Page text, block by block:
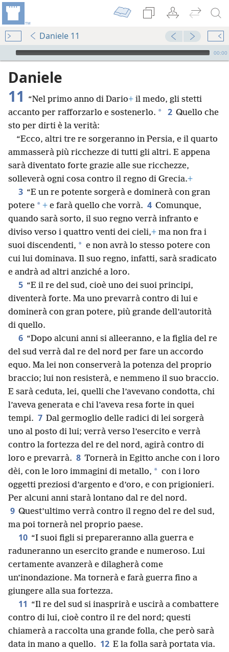
Daniele 11
Audio Player
00:00
Daniele
11
“Nel primo anno di Dario+ il medo, gli stetti
accanto per rafforzarlo e sostenerlo. * 2 Quello che
sto per dirti è la verità:
“Ecco, altri tre re sorgeranno in Persia, e il quarto
ammasserà più ricchezze di tutti gli altri. E appena
sarà diventato forte grazie alle sue ricchezze,
solleverà ogni cosa contro il regno di Grecia.+
3 “E un re potente sorgerà e dominerà con gran
potere * + e farà quello che vorrà. 4 Comunque,
quando sarà sorto, il suo regno verrà infranto e
diviso verso i quattro venti dei cieli,+ ma non fra i
suoi discendenti, * e non avrà lo stesso potere con
cui lui dominava. Il suo regno, infatti, sarà sradicato
e andrà ad altri anziché a loro.
5 “E il re del sud, cioè uno dei suoi principi,
diventerà forte. Ma uno prevarrà contro di lui e
dominerà con gran potere, più grande dell’autorità
di quello.
6 “Dopo alcuni anni si alleeranno, e la figlia del re
del sud verrà dal re del nord per fare un accordo
equo. Ma lei non conserverà la potenza del proprio
braccio; lui non resisterà, e nemmeno il suo braccio.
E sarà ceduta, lei, quelli che l’avevano condotta, chi
l’aveva generata e chi l’aveva resa forte in quei
tempi. 7 Dal germoglio delle radici di lei sorgerà
uno al posto di lui; verrà verso l’esercito e verrà
contro la fortezza del re del nord, agirà contro di
loro e prevarrà. 8 Tornerà in Egitto anche con i loro
dèi, con le loro immagini di metallo, * con i loro
oggetti preziosi d’argento e d’oro, e con prigionieri.
Per alcuni anni starà lontano dal re del nord.
9 Quest’ultimo verrà contro il regno del re del sud,
ma poi tornerà nel proprio paese.
10 “I suoi figli si prepareranno alla guerra e
raduneranno un esercito grande e numeroso. Lui
certamente avanzerà e dilagherà come
un’inondazione. Ma tornerà e farà guerra fino a
giungere alla sua fortezza.
11 “Il re del sud si inasprirà e uscirà a combattere
contro di lui, cioè contro il re del nord; questi
chiamerà a raccolta una grande folla, che però sarà
data in mano a quello. 12 E la folla sarà portata via.